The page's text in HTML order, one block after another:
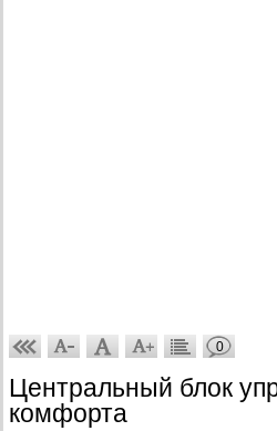
0
Центральный блок
комфорта